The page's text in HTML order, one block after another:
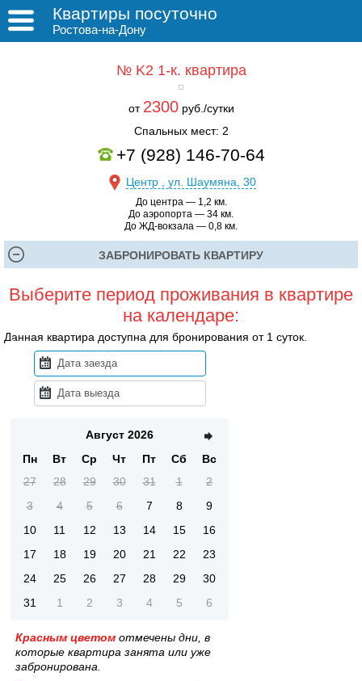
Квартиры посуточно
Ростова-на-Дону
№ K2 1-к. квартира
от 2300руб./сутки
Спальных мест: 2
+7 (928) 146-70-64
Центр , ул. Шаумяна, 30
До центра — 1,2 км.
До аэропорта — 34 км.
До ЖД-вокзала — 0,8 км.
ЗАБРОНИРОВАТЬ КВАРТИРУ
Выберите период проживания в квартире
на календаре:
Данная квартира доступна для бронирования от 1 суток.
Август 2026
Пн
Вт Ср Чт Пт Сб
Вс
27
28 29 30 31 1
2
3
4 5 6 7 8
9
10
11 12 13 14 15
16
17
18 19 20 21 22
23
24
25 26 27 28 29
30
31
1 2 3 4 5 6
Красным цветом отмечены дни, в
которые квартира занята или уже
забронирована.